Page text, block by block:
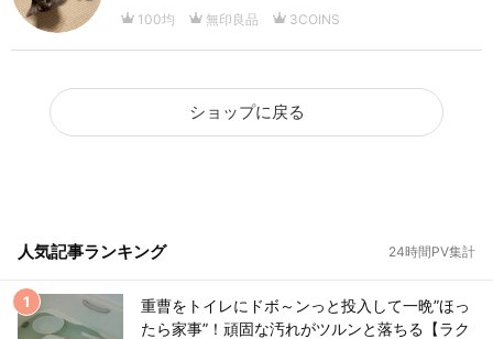
100均
無印良品 3COINS
ショップに戻る
人気記事ランキング 24時間PV集計
重曹をトイレにドボ～ンっと投入して一晩”ほっ
たら家事”！頑固な汚れがツルンと落ちる【ラク